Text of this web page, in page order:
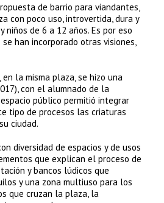
de barrio para viandantes,
con poco uso, introvertida, dura y
de 6 a 12 años. Es por eso
han incorporado otras visiones,
la misma plaza, se hizo una
con el alumnado de la
público permitió integrar
tipo de procesos las criaturas
ciudad.
diversidad de espacios y de usos
que explican el proceso de
y bancos lúdicos que
y una zona multiuso para los
que cruzan la plaza, la